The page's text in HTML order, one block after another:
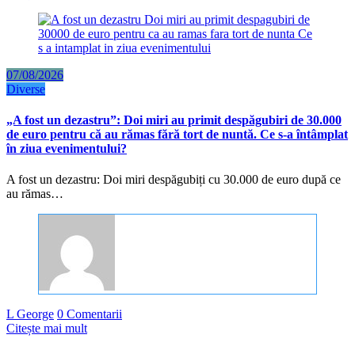
07/08/2026
Diverse
„A fost un dezastru”: Doi miri au primit despăgubiri de 30.000
de euro pentru că au rămas fără tort de nuntă. Ce s-a întâmplat
în ziua evenimentului?
A fost un dezastru: Doi miri despăgubiți cu 30.000 de euro după ce
au rămas…
L George 0 Comentarii
Citește mai mult